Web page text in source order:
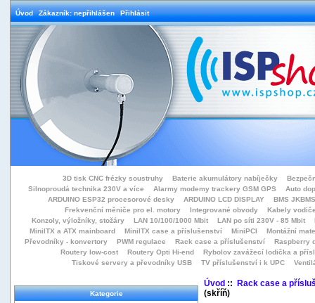
Úvod Zákazník: nepřihlášen Přihlásit
3D tisk CNC frézky soustruhy Baterie akumulátory nabíječky
Silnoproudá technika 230V a více
Alarmy modemy trackery GSM GPS
Auto
ARDUINO ESP32 procesorové desky
ARDUINO LCD DISPLAY
BMS
Frekvenční měniče pro el. motory
Integrované obvody
Kabely
Konzoly, výložníky, stožáry
LAN 10/100/1000 Mbit LAN po síti 230V - 85 Mbit
MiniITX a ATX mainboard
MiniITX case a příslušenství MiniPCI
Montážní
Převodníky - konvertory
PWM regulace Rack case a příslušenství
Raspberry
Routery low-cost
Routery Opti Hi-end
Rybolov zavážecí lodička a přísl
Tiskové servery a převodníky USB
TV příslušenství i k UPC
Kategorie
Úvod:: Rack case a
(skříň)